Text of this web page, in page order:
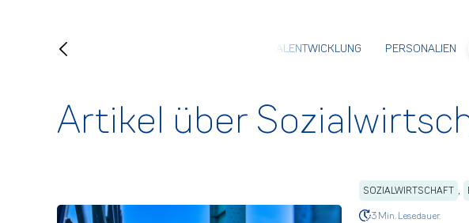
PERSONALENTWICKLUNG PERSONALIEN
Artikel über
SOZIALWIRTSCHAFT ,
3 Min. Lesedauer.